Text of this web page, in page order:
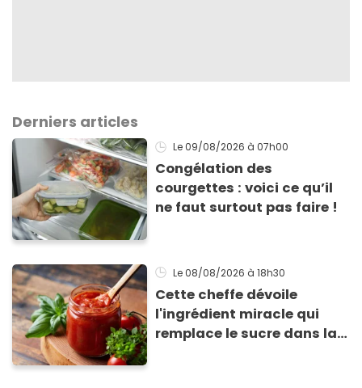
Derniers articles
Le 09/08/2026 à 07h00
Congélation des
courgettes : voici ce qu’il
ne faut surtout pas faire !
Le 08/08/2026 à 18h30
Cette cheffe dévoile
l'ingrédient miracle qui
remplace le sucre dans la